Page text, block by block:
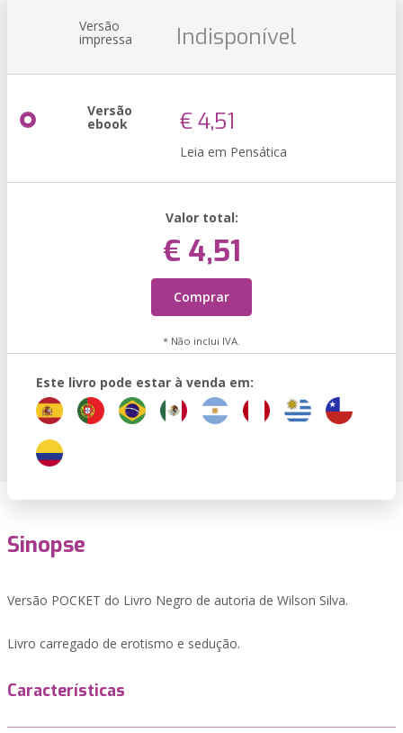
Versão
impressa Indisponível
Versão
ebook € 4,51
Leia em Pensática
Valor total:
€ 4,51
Comprar
* Não inclui IVA.
Este livro pode estar à venda em:
Sinopse
Versão POCKET do Livro Negro de autoria de Wilson Silva.
Livro carregado de erotismo e sedução.
Características